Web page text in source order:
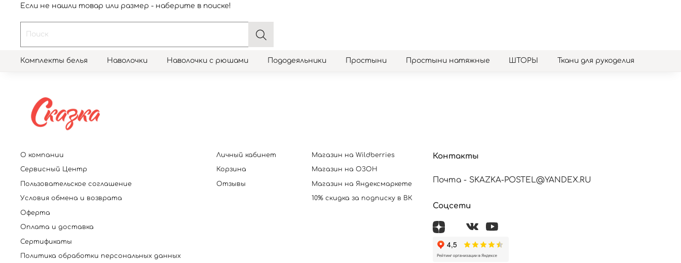
Если не нашли товар или размер - наберите в поиске!
Комплекты белья Наволочки Наволочки с рюшами Пододеяльники Простыни Простыни натяжные ШТОРЫ Ткани для рукоделия
О компании
Сервисный Центр
Пользовательское соглашение
Условия обмена и возврата
Оферта
Оплата и доставка
Сертификаты
Политика обработки персональных данных
Личный кабинет
Корзина
Отзывы
Магазин на Wildberries
Магазин на ОЗОН
Магазин на Яндексмаркете
10% скидка за подписку в ВК
Контакты
Почта - SKAZKA-POSTEL@YANDEX.RU
Соцсети